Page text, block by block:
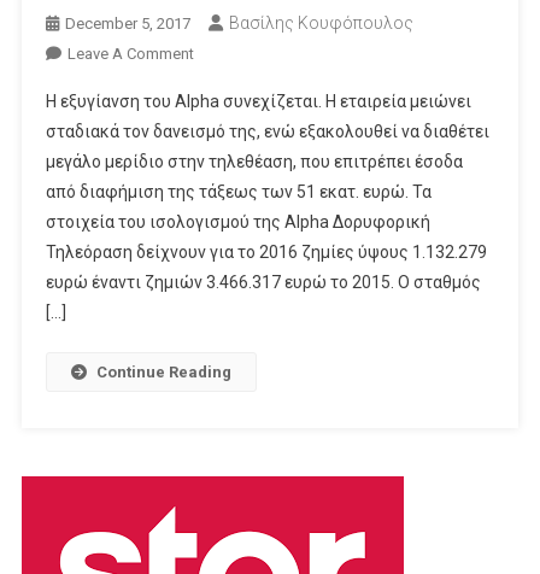
December 5, 2017 Βασίλης Κουφόπουλος
Leave A CommentOn
Την
Οικονομική
Του
Εικόνα
Ο Alpha
Η εξυγίανση του Alpha συνεχίζεται. Η εταιρεία μειώνει
σταδιακά τον δανεισμό της, ενώ εξακολουθεί να διαθέτει
μεγάλο μερίδιο στην τηλεθέαση, που επιτρέπει έσοδα
από διαφήμιση της τάξεως των 51 εκατ. ευρώ. Τα
στοιχεία του ισολογισμού της Alpha Δορυφορική
Τηλεόραση δείχνουν για το 2016 ζημίες ύψους 1.132.279
ευρώ έναντι ζημιών 3.466.317 ευρώ το 2015. Ο σταθμός
[…]
Continue Reading